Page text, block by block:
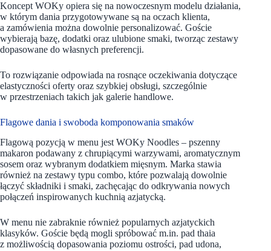
Koncept WOKy opiera się na nowoczesnym modelu działania,
w którym dania przygotowywane są na oczach klienta,
a zamówienia można dowolnie personalizować. Goście
wybierają bazę, dodatki oraz ulubione smaki, tworząc zestawy
dopasowane do własnych preferencji.
To rozwiązanie odpowiada na rosnące oczekiwania dotyczące
elastyczności oferty oraz szybkiej obsługi, szczególnie
w przestrzeniach takich jak galerie handlowe.
Flagowe dania i swoboda komponowania smaków
Flagową pozycją w menu jest WOKy Noodles – pszenny
makaron podawany z chrupiącymi warzywami, aromatycznym
sosem oraz wybranym dodatkiem mięsnym. Marka stawia
również na zestawy typu combo, które pozwalają dowolnie
łączyć składniki i smaki, zachęcając do odkrywania nowych
połączeń inspirowanych kuchnią azjatycką.
W menu nie zabraknie również popularnych azjatyckich
klasyków. Goście będą mogli spróbować m.in. pad thaia
z możliwością dopasowania poziomu ostrości, pad udona,